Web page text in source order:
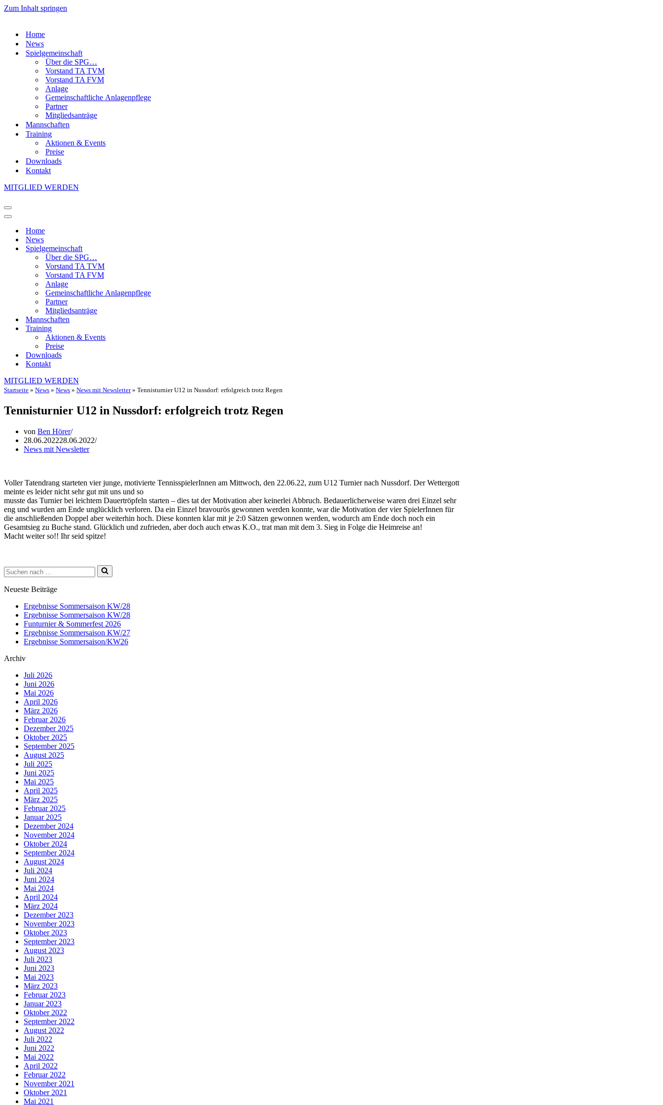
Zum Inhalt springen
Home
News
Spielgemeinschaft
Über die SPG…
Vorstand TA TVM
Vorstand TA FVM
Anlage
Gemeinschaftliche Anlagenpflege
Partner
Mitgliedsanträge
Mannschaften
Training
Aktionen & Events
Preise
Downloads
Kontakt
MITGLIED WERDEN
Navigationsmenü
Navigationsmenü
Home
News
Spielgemeinschaft
Über die SPG…
Vorstand TA TVM
Vorstand TA FVM
Anlage
Gemeinschaftliche Anlagenpflege
Partner
Mitgliedsanträge
Mannschaften
Training
Aktionen & Events
Preise
Downloads
Kontakt
MITGLIED WERDEN
Startseite » News » News » News mit Newsletter» Tennisturnier U12 in Nussdorf: erfolgreich trotz Regen
Tennisturnier U12 in Nussdorf: erfolgreich trotz Regen
von Ben Hörer
28.06.202228.06.2022
News mit Newsletter
Voller Tatendrang starteten vier junge, motivierte TennisspielerInnen am Mittwoch, den 22.06.22, zum U12 Turnier nach Nussdorf. Der Wettergott
meinte es leider nicht sehr gut mit uns und so
musste das Turnier bei leichtem Dauertröpfeln starten – dies tat der Motivation aber keinerlei Abbruch. Bedauerlicherweise waren drei Einzel sehr
eng und wurden am Ende unglücklich verloren. Da ein Einzel bravourös gewonnen werden konnte, war die Motivation der vier SpielerInnen für
die anschließenden Doppel aber weiterhin hoch. Diese konnten klar mit je 2:0 Sätzen gewonnen werden, wodurch am Ende doch noch ein
Gesamtsieg zu Buche stand. Glücklich und zufrieden, aber doch auch etwas K.O., trat man mit dem 3. Sieg in Folge die Heimreise an!
Macht weiter so!! Ihr seid spitze!
Suchen
nach …
Neueste Beiträge
Ergebnisse Sommersaison KW/28
Ergebnisse Sommersaison KW/28
Funturnier & Sommerfest 2026
Ergebnisse Sommersaison KW/27
Ergebnisse Sommersaison/KW26
Archiv
Juli 2026
Juni 2026
Mai 2026
April 2026
März 2026
Februar 2026
Dezember 2025
Oktober 2025
September 2025
August 2025
Juli 2025
Juni 2025
Mai 2025
April 2025
März 2025
Februar 2025
Januar 2025
Dezember 2024
November 2024
Oktober 2024
September 2024
August 2024
Juli 2024
Juni 2024
Mai 2024
April 2024
März 2024
Dezember 2023
November 2023
Oktober 2023
September 2023
August 2023
Juli 2023
Juni 2023
Mai 2023
März 2023
Februar 2023
Januar 2023
Oktober 2022
September 2022
August 2022
Juli 2022
Juni 2022
Mai 2022
April 2022
Februar 2022
November 2021
Oktober 2021
Mai 2021